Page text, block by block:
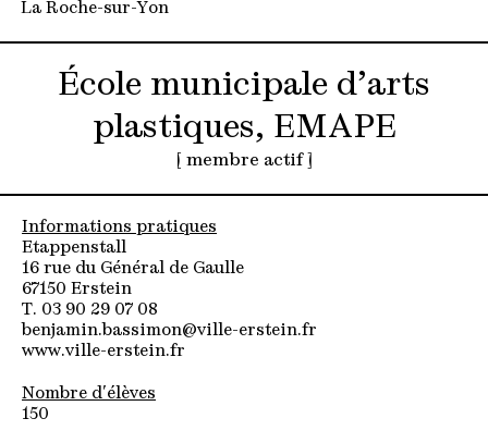
La Roche-sur-Yon
École municipale d’arts
plastiques, EMAPE
[ membre actif ]
Informations pratiques
Etappenstall
16 rue du Général de Gaulle
67150 Erstein
T. 03 90 29 07 08
benjamin.bassimon@ville-erstein.fr
www.ville-erstein.fr
Nombre d'élèves
150